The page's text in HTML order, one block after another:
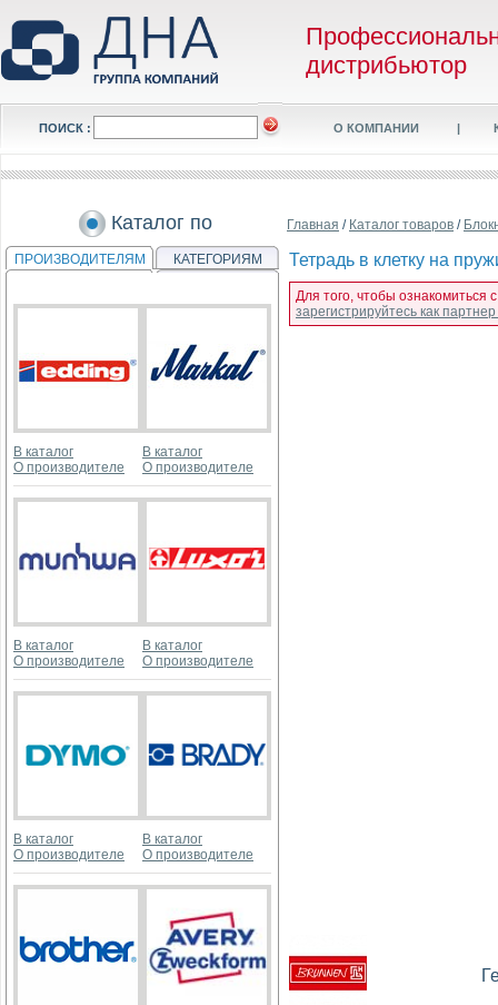
дистрибьютор
ПОИСК : О КОМПАНИИ |
Каталог по
ПРОИЗВОДИТЕЛЯМ КАТЕГОРИЯМ
В каталог
О производителе
В каталог
О производителе
В каталог
О производителе
В каталог
О производителе
В каталог
О производителе
В каталог
О производителе
Главная / Каталог товаров /
Тетрадь в клетку на
Для того, чтобы ознакомиться
зарегистрируйтесь как